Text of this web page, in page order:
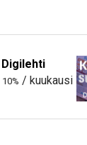
/ kuukausi